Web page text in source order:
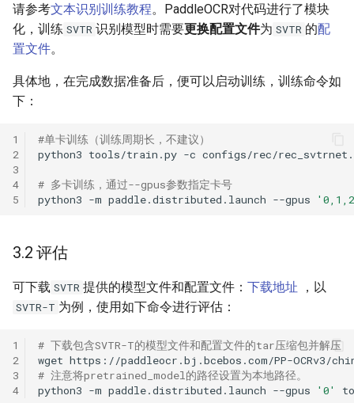
请参考文本识别训练教程。PaddleOCR对代码进行了模块
化，训练 SVTR 识别模型时需要更换配置文件为 SVTR 的配
置文件。
具体地，在完成数据准备后，便可以启动训练，训练命令如
下：
1
2
3
4
5
#单卡训练（训练周期长，不建议）
python3 tools/train.py -c
# 多卡训练，通过--gpus参数指定卡号
python3 -m paddle.distributed.launch --gpus
3.2 评估
可下载 SVTR 提供的模型文件和配置文件： 下载地址 ，以
SVTR-T 为例，使用如下命令进行评估：
1
2
3
4
# 下载包含SVTR-T的模型文件和配置文件的tar压缩包并解压
wget https://paddleocr.bj.bcebos.com/PP-OCRv3/
# 注意将pretrained_model的路径设置为本地路径。
python3 -m paddle.distributed.launch --gpus '0'